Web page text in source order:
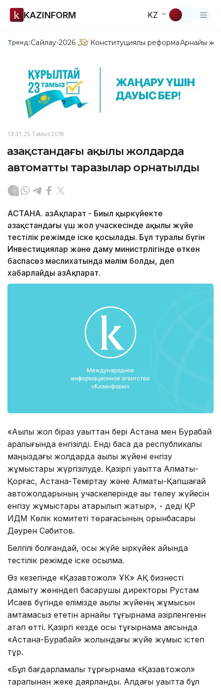
KAZINFORM KZ
Тренд:Сайлау-2026 Конституциялық реформаАрнайы
13:31, 25 Тамыз 2018
Қазақстандағы ақылы жолдарда
автоматты таразылар орнатылды
АСТАНА. ҚазАқпарат - Биыл қыркүйекте
Қазақстандағы үш жол учаскесінде ақылы жүйе
тестілік режімде іске қосылады. Бұл туралы бүгін
Инвестициялар және даму министрлігінде өткен
баспасөз мәслихатында мәлім болды, деп
хабарлайды ҚазАқпарат.
«Ақылы жол біраз уақыттан бері Астана мен Бурабай
аралығында енгізілді. Енді басқа да республикалық
маңыздағы жолдарда ақылы жүйені енгізу
жұмыстары жүргізілуде. Қазіргі уақытта Алматы-
Қорғас, Астана-Теміртау және Алматы-Қапшағай
автожолдарының учаскелерінде ақы төлеу жүйесін
енгізу жұмыстары атқарылып жатыр», - деді ҚР
ИДМ Көлік комитеті төрағасының орынбасары
Дәурен Сәбитов.
Белгілі болғандай, осы жүйе қыркүйек айында
тестілік режімде іске қосылмақ.
Өз кезегінде «Қазавтожол» ҰК» АҚ бизнесті
дамыту жөніндегі басқарушы директоры Рустам
Исаев бүгінде елімізде ақылы жүйенің жұмысын
қамтамасыз ететін арнайы тұғырнама әзірленгенін
атап өтті. Қазіргі кезде осы тұғырнама аясында
«Астана-Бурабай» жолындағы жүйе жүмыс істеп
тұр.
«Бұл бағдарламалық тұрғырнама «Қазавтожол»
тарапынан жеке даярланды. Алдағы уақытта бұл